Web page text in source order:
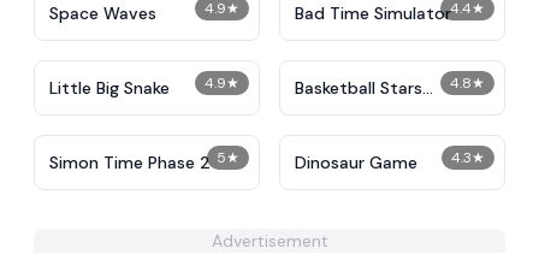
4.9★
Space Waves 4.4★
Bad Time Simulator
4.9★
Little Big Snake 4.8★
Basketball Stars
Unblocked
5★
Simon Time Phase 2 4.3★
Dinosaur Game
Advertisement